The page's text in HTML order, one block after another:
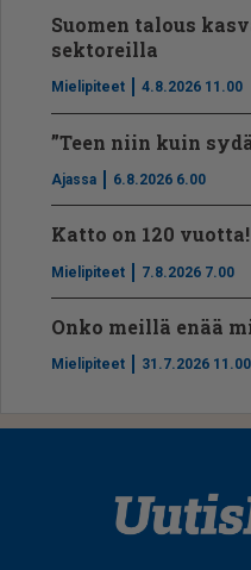
Suomen talous
sektoreilla
Mielipiteet 4.8.2026 11.00
”Teen niin kuin
Ajassa 6.8.2026 6.00
Katto on 120 vuotta!
Mielipiteet 7.8.2026 7.00
Onko meillä enää
Mielipiteet 31.7.2026 11.00